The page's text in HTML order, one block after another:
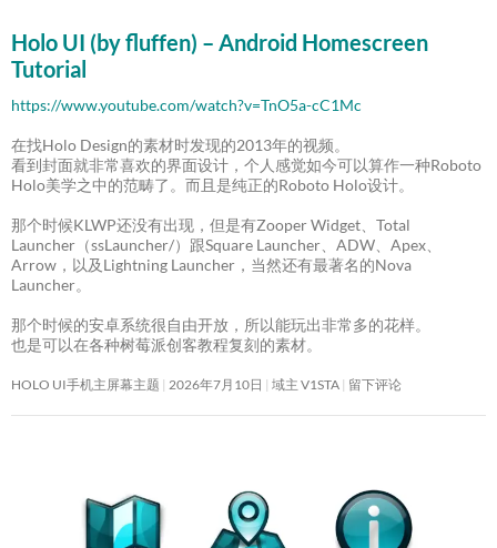
Holo UI (by fluffen) – Android Homescreen
Tutorial
https://www.youtube.com/watch?v=TnO5a-cC1Mc
在找Holo Design的素材时发现的2013年的视频。
看到封面就非常喜欢的界面设计，个人感觉如今可以算作一种Roboto
Holo美学之中的范畴了。而且是纯正的Roboto Holo设计。
那个时候KLWP还没有出现，但是有Zooper Widget、Total
Launcher（ssLauncher/）跟Square Launcher、ADW、Apex、
Arrow，以及Lightning Launcher，当然还有最著名的Nova
Launcher。
那个时候的安卓系统很自由开放，所以能玩出非常多的花样。
也是可以在各种树莓派创客教程复刻的素材。
HOLO UI手机主屏幕主题 2026年7月10日 域主 V1STA 留下评论